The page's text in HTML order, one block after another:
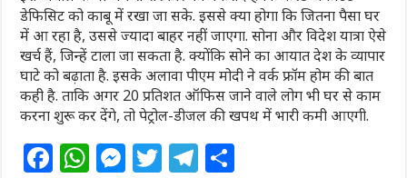
डेफिसिट को काबू में रखा जा सके. इससे क्या होगा कि जितना पैसा घर
में आ रहा है, उससे ज्यादा बाहर नहीं जाएगा. सोना और विदेश यात्रा ऐसे
खर्च हैं, जिन्हें टाला जा सकता है. क्योंकि सोने का आयात देश के व्यापार
घाटे को बढ़ाता है. इसके अलावा पीएम मोदी ने वर्क फ्रॉम होम की बात
कही है. ताकि अगर 20 प्रतिशत ऑफिस जाने वाले लोग भी घर से काम
करना शुरू कर देंगे, तो पेट्रोल-डीजल की खपथ में भारी कमी आएगी.
F W M T T